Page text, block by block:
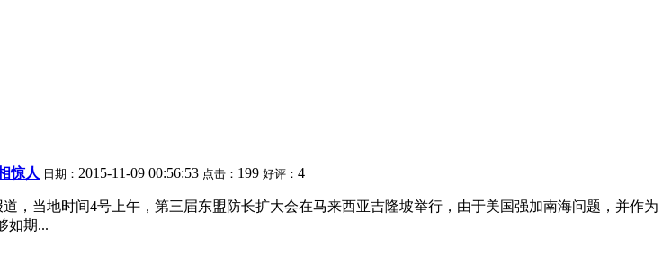
惊人 日期： 2015-11-09 00:56:53 点击： 199 好评： 4
，当地时间4号上午，第三届东盟防长扩大会在马来西亚吉隆坡举行，由于美国强加南海问题，并作为
如期...